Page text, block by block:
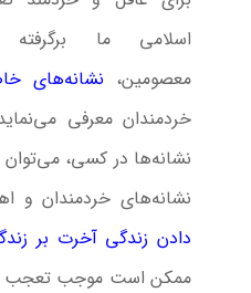
اسلامی ما
معصومین، نشانه‌های
خردمندان معرفی
نشانه‌ها در کسی، می‌توان
نشانه‌های خردمندان و
دادن زندگی آخرت بر
ممکن است موجب تعجب و